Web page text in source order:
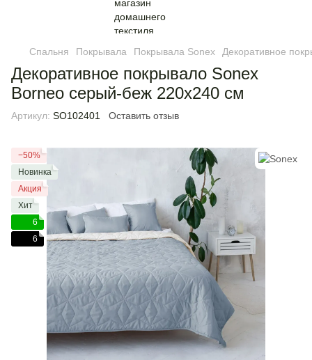
Спальня Покрывала Покрывала Sonex Декоративное
Декоративное покрывало Sonex
Borneo серый-беж 220х240 см
Артикул: SO102401 Оставить отзыв
−50%
Новинка
Акция
Хит
6
6